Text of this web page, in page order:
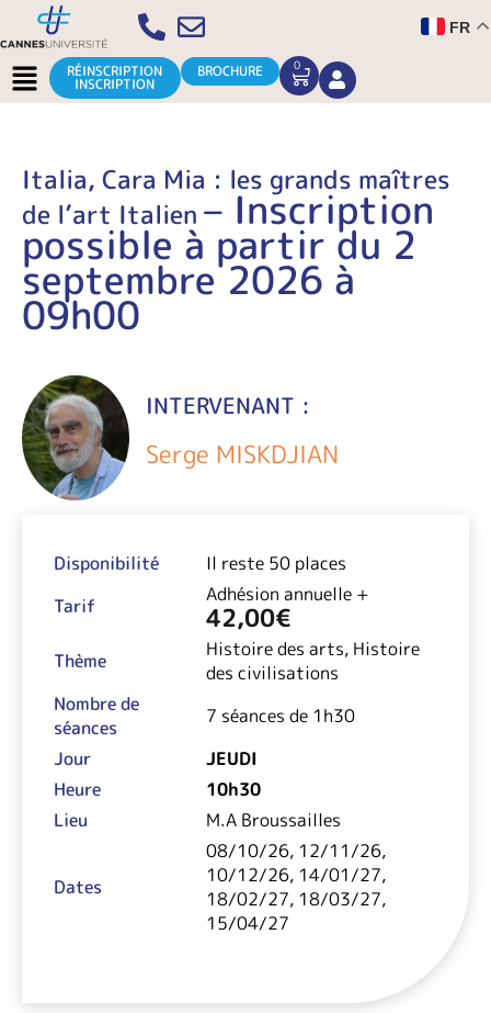
Aller
au
contenu
FR
Menu RÉINSCRIPTION
INSCRIPTION
BROCHURE 0
CART
Italia, Cara Mia : les grands maîtres
de l’art Italien – Inscription
possible à partir du 2
septembre 2026 à
09h00
INTERVENANT :
Serge MISKDJIAN
Disponibilité
Il reste 50 places
Tarif
Adhésion annuelle +
42,00€
Thème
Histoire des arts, Histoire
des civilisations
Nombre de
séances
7 séances de 1h30
Jour
JEUDI
Heure
10h30
Lieu
M.A Broussailles
Dates
08/10/26, 12/11/26,
10/12/26, 14/01/27,
18/02/27, 18/03/27,
15/04/27